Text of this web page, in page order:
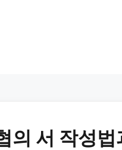
의 서 작성